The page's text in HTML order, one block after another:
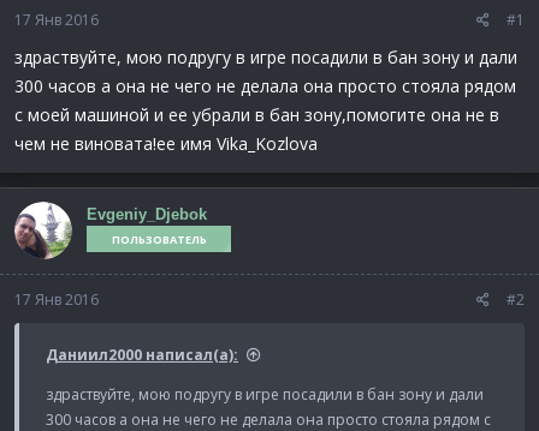
17 Янв 2016 #1
здраствуйте, мою подругу в игре посадили в бан зону и дали
300 часов а она не чего не делала она просто стояла рядом
с моей машиной и ее убрали в бан зону,помогите она не в
чем не виновата!ее имя Vika_Kozlova
Evgeniy_Djebok
ПОЛЬЗОВАТЕЛЬ
17 Янв 2016 #2
Даниил2000 написал(а):
здраствуйте, мою подругу в игре посадили в бан зону и дали
300 часов а она не чего не делала она просто стояла рядом с